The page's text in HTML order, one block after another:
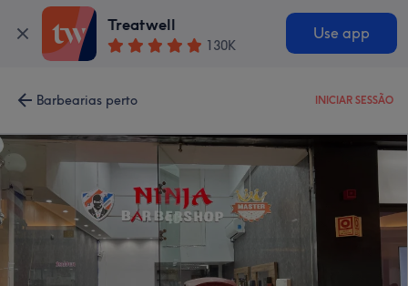
Treatwell
130K
Use app
Barbearias perto INICIAR SESSÃO